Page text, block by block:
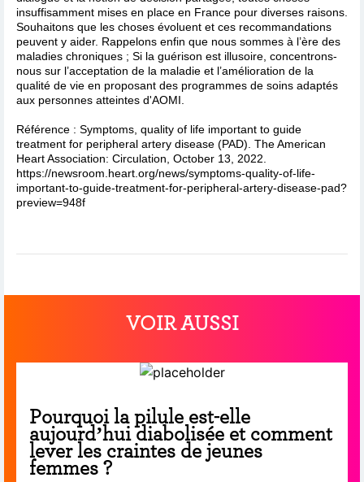
insuffisamment mises en place en France pour diverses raisons.
Souhaitons que les choses évoluent et ces recommandations
peuvent y aider. Rappelons enfin que nous sommes à l’ère des
maladies chroniques ; Si la guérison est illusoire, concentrons-
nous sur l’acceptation de la maladie et l’amélioration de la
qualité de vie en proposant des programmes de soins adaptés
aux personnes atteintes d'AOMI.
Référence : Symptoms, quality of life important to guide
treatment for peripheral artery disease (PAD). The American
Heart Association: Circulation, October 13, 2022.
https://newsroom.heart.org/news/symptoms-quality-of-life-
important-to-guide-treatment-for-peripheral-artery-disease-pad?
preview=948f
VOIR AUSSI
Pourquoi la pilule est-elle
aujourd’hui diabolisée et comment
lever les craintes de jeunes
femmes ?